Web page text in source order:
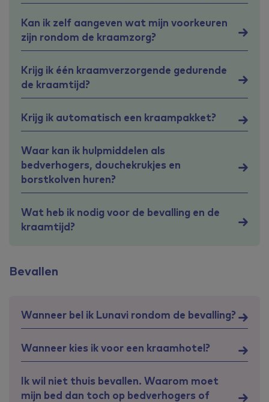
Kan ik zelf aangeven wat mijn voorkeuren
zijn rondom de kraamzorg?
Krijg ik één kraamverzorgende gedurende
de kraamtijd?
Krijg ik automatisch een kraampakket?
Waar kan ik hulpmiddelen als
bedverhogers, douchekrukjes en
borstkolven huren?
Wat heb ik nodig voor de bevalling en de
kraamtijd?
Bevallen
Wanneer bel ik Lunavi rondom de bevalling?
Wanneer kies ik voor een kraamhotel?
Ik wil niet thuis bevallen. Waarom moet
mijn bed dan toch op bedverhogers of